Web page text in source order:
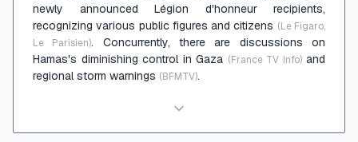
newly announced Légion d'honneur recipients,
recognizing various public figures and citizens (Le Figaro,
Le Parisien). Concurrently, there are discussions on
Hamas's diminishing control in Gaza (France TV Info)and
regional storm warnings (BFMTV).